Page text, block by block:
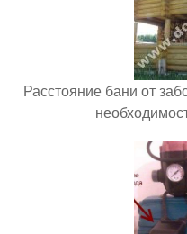
Расстояние бани от